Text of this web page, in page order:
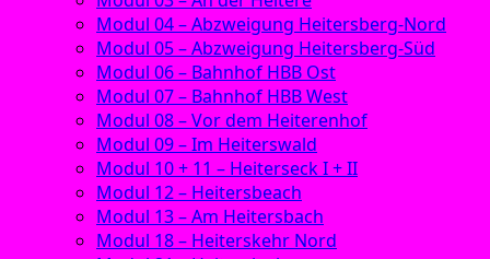
Modul 04 – Abzweigung Heitersberg-Nord
Modul 05 – Abzweigung Heitersberg-Süd
Modul 06 – Bahnhof HBB Ost
Modul 07 – Bahnhof HBB West
Modul 08 – Vor dem Heiterenhof
Modul 09 – Im Heiterswald
Modul 10 + 11 – Heiterseck I + II
Modul 12 – Heitersbeach
Modul 13 – Am Heitersbach
Modul 18 – Heiterskehr Nord